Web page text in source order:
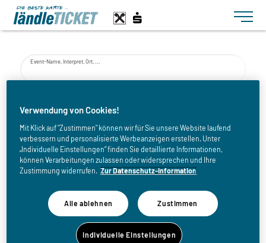
Toggle
Event-Name, Interpret, Ort, ...
bis
Zurück zur Eventliste
Verwendung von Cookies!
Mit Klick auf "Zustimmen" können wir für Sie unsere Website laufend
verbessern und personalisierte Werbeanzeigen erstellen. Unter
„Individuelle Einstellungen“ finden Sie detaillierte Informationen,
können Verarbeitungen zulassen oder widersprechen und Ihre
Zustimmung widerrufen. Zur Datenschutz-Information
Alle ablehnen Zustimmen
Individuelle Einstellungen